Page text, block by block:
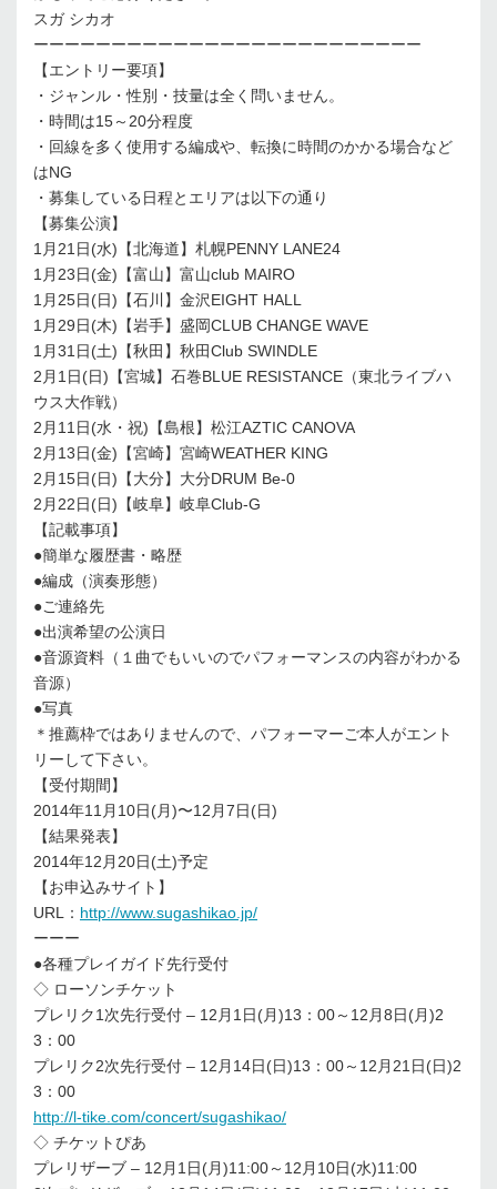
スガ シカオ
ーーーーーーーーーーーーーーーーーーーーーーーーー
【エントリー要項】
・ジャンル・性別・技量は全く問いません。
・時間は15～20分程度
・回線を多く使用する編成や、転換に時間のかかる場合など
はNG
・募集している日程とエリアは以下の通り
【募集公演】
1月21日(水)【北海道】札幌PENNY LANE24
1月23日(金)【富山】富山club MAIRO
1月25日(日)【石川】金沢EIGHT HALL
1月29日(木)【岩手】盛岡CLUB CHANGE WAVE
1月31日(土)【秋田】秋田Club SWINDLE
2月1日(日)【宮城】石巻BLUE RESISTANCE（東北ライブハ
ウス大作戦）
2月11日(水・祝)【島根】松江AZTIC CANOVA
2月13日(金)【宮崎】宮崎WEATHER KING
2月15日(日)【大分】大分DRUM Be-0
2月22日(日)【岐阜】岐阜Club-G
【記載事項】
●簡単な履歴書・略歴
●編成（演奏形態）
●ご連絡先
●出演希望の公演日
●音源資料（１曲でもいいのでパフォーマンスの内容がわかる
音源）
●写真
＊推薦枠ではありませんので、パフォーマーご本人がエント
リーして下さい。
【受付期間】
2014年11月10日(月)〜12月7日(日)
【結果発表】
2014年12月20日(土)予定
【お申込みサイト】
URL： http://www.sugashikao.jp/
ーーー
●各種プレイガイド先行受付
◇ ローソンチケット
プレリク1次先行受付 – 12月1日(月)13：00～12月8日(月)2
3：00
プレリク2次先行受付 – 12月14日(日)13：00～12月21日(日)2
3：00
http://l-tike.com/concert/sugashikao/
◇ チケットぴあ
プレリザーブ – 12月1日(月)11:00～12月10日(水)11:00